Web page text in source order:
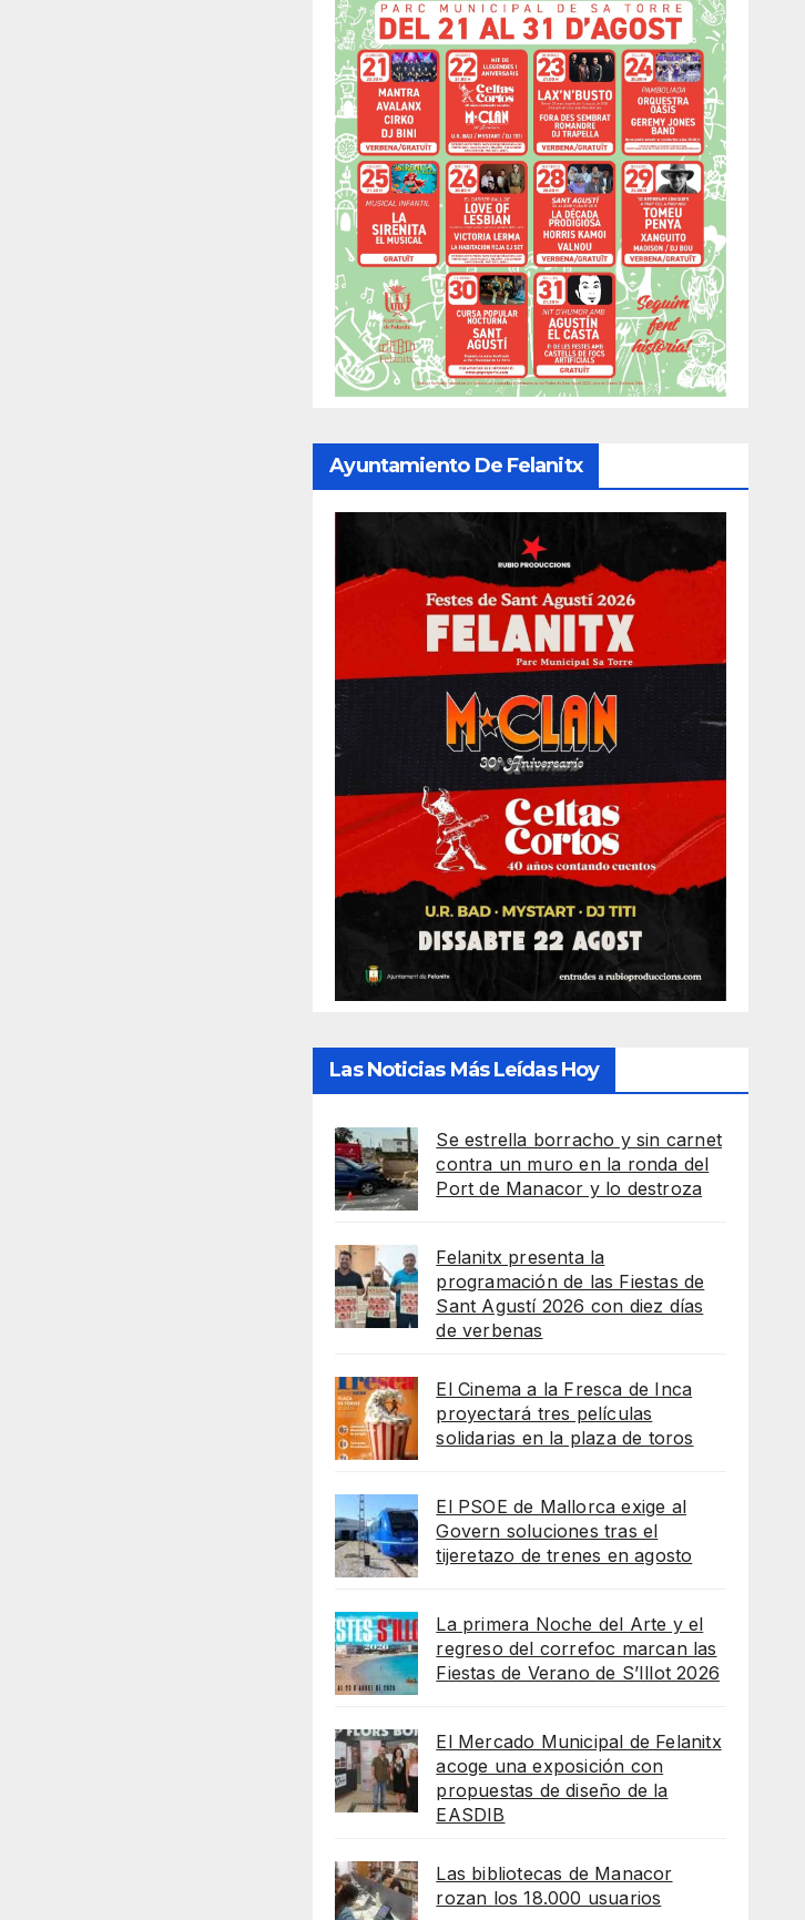
Ayuntamiento De Felanitx
Las Noticias Más Leídas Hoy
Se estrella borracho y sin carnet
contra un muro en la ronda del
Port de Manacor y lo destroza
Felanitx presenta la
programación de las Fiestas de
Sant Agustí 2026 con diez días
de verbenas
El Cinema a la Fresca de Inca
proyectará tres películas
solidarias en la plaza de toros
El PSOE de Mallorca exige al
Govern soluciones tras el
tijeretazo de trenes en agosto
La primera Noche del Arte y el
regreso del correfoc marcan las
Fiestas de Verano de S’Illot 2026
El Mercado Municipal de Felanitx
acoge una exposición con
propuestas de diseño de la
EASDIB
Las bibliotecas de Manacor
rozan los 18.000 usuarios